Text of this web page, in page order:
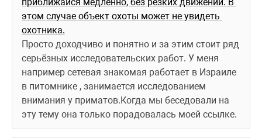
приближайся медленно, без резких движений. В
этом случае объект охоты может не увидеть
охотника.
Просто доходчиво и понятно и за этим стоит ряд
серьёзных исследовательских работ. У меня
например сетевая знакомая работает в Израиле
в питомнике , занимается исследованием
внимания у приматов.Когда мы беседовали на
эту тему она только порадовалась моей ссылке.